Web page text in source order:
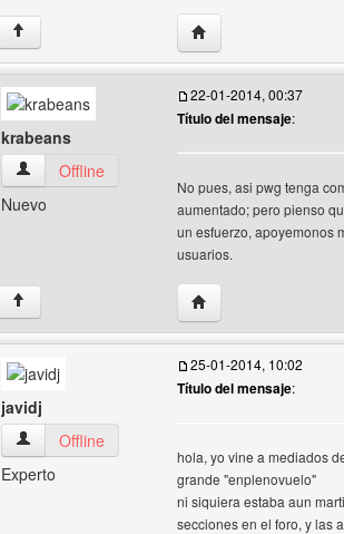
↑ Visitar sitio web del
krabeans
krabeans Ver perfil del usuario
Offline
Nuevo
22-01-2014, 00:37
Título del mensaje:
No pues, asi pwg tenga
aumentado; pero pienso
un esfuerzo, apoyemonos
usuarios.
↑ Visitar sitio web del
javidj
javidj Ver perfil del usuario
Offline
Experto
25-01-2014, 10:02
Título del mensaje:
hola, yo vine a mediados
grande "enplenovuelo"
ni siquiera estaba aun
secciones en el foro, y las